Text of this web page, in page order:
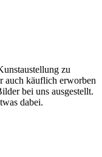
zu
auch käuflich erworben
bei uns ausgestellt.
dabei.